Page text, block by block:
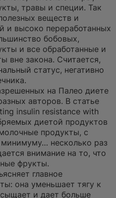
травы и специи. Так
веществ и
и высоко переработанных
бобовых,
и все обработанные и
вне закона. Считается,
статус, негативно
на Палео диете
авторов. В статье
insulin resistance with
диетой продуктов
продукты, с
несколько раз
внимание на то, что
фрукты.
главное
она уменьшает тягу к
и дает больше